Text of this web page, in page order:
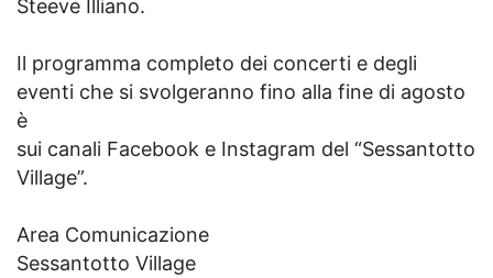
Steeve Illiano.
Il programma completo dei concerti e degli
eventi che si svolgeranno fino alla fine di agosto
è
sui canali Facebook e Instagram del “Sessantotto
Village”.
Area Comunicazione
Sessantotto Village